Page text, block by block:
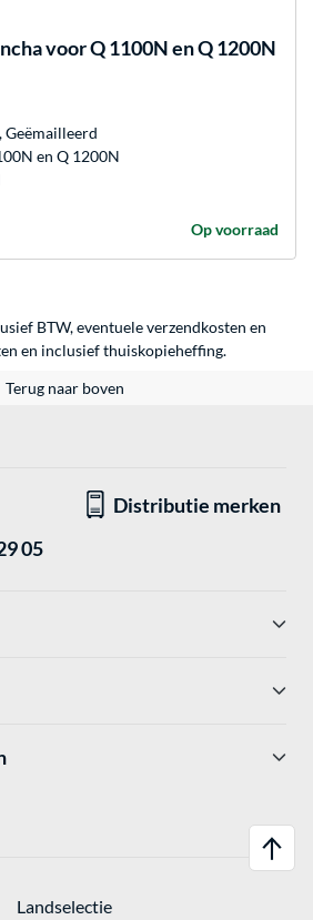
voor Q 1100N en Q 1200N
en Q 1200N
Op voorraad
BTW, eventuele verzendkosten en
en inclusief thuiskopieheffing.
Terug naar boven
Distributie merken
05
Landselectie